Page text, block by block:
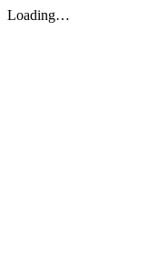
Loading…